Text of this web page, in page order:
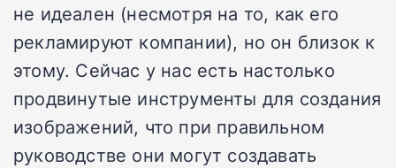
не идеален (несмотря на то, как его
рекламируют компании), но он близок к
этому. Сейчас у нас есть настолько
продвинутые инструменты для создания
изображений, что при правильном
руководстве они могут создавать